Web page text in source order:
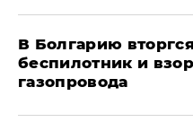
В Болгарию
беспилотник и
газопровода